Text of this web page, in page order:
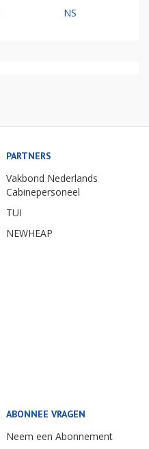
NS
PARTNERS
Vakbond Nederlands
Cabinepersoneel
TUI
NEWHEAP
ABONNEE VRAGEN
Neem een Abonnement